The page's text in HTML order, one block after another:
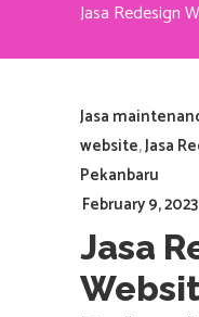
Jasa Redesign
Jasa
website,Jasa
Pekanbaru
February 9, 2023
Jasa